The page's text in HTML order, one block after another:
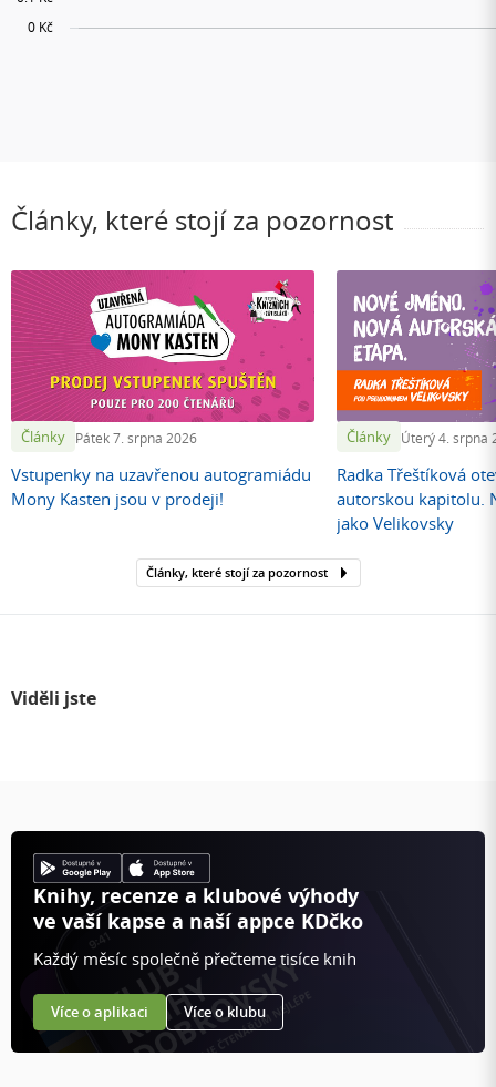
Články, které stojí za pozornost
Články Pátek 7. srpna 2026
Vstupenky na uzavřenou autogramiádu
Mony Kasten jsou v prodeji!
Články Úterý 4. srpna
Radka Třeštíková
autorskou kapitolu.
jako Velikovsky
Články, které stojí za pozornost
Viděli jste
Knihy, recenze a klubové výhody
ve vaší kapse a naší appce KDčko
Každý měsíc společně přečteme tisíce knih
Více o aplikaci Více o klubu